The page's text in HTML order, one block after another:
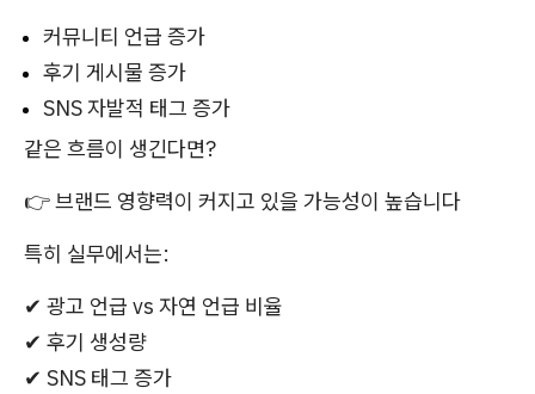
커뮤니티 언급 증가
후기 게시물 증가
SNS 자발적 태그 증가
같은 흐름이 생긴다면?
👉 브랜드 영향력이 커지고 있을 가능성이 높습니다
특히 실무에서는:
✔ 광고 언급 vs 자연 언급 비율
✔ 후기 생성량
✔ SNS 태그 증가